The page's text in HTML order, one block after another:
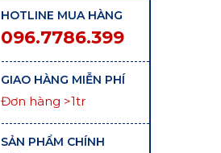
HOTLINE MUA HÀNG
096.7786.399
GIAO HÀNG MIỄN PHÍ
Đơn hàng >1tr
SẢN PHẨM CHÍNH